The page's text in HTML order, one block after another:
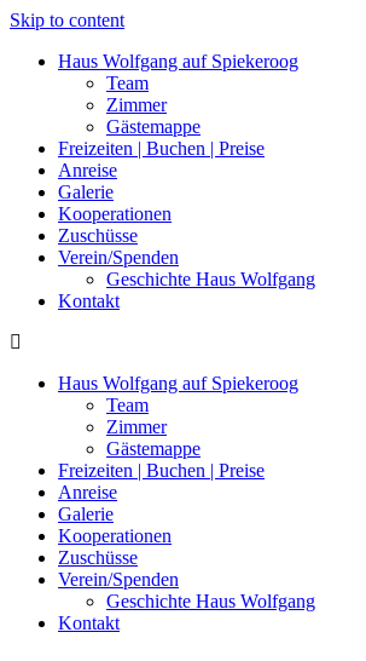
Skip to content
Haus Wolfgang auf Spiekeroog
Team
Zimmer
Gästemappe
Freizeiten | Buchen | Preise
Anreise
Galerie
Kooperationen
Zuschüsse
Verein/Spenden
Geschichte Haus Wolfgang
Kontakt
Haus Wolfgang auf Spiekeroog
Team
Zimmer
Gästemappe
Freizeiten | Buchen | Preise
Anreise
Galerie
Kooperationen
Zuschüsse
Verein/Spenden
Geschichte Haus Wolfgang
Kontakt